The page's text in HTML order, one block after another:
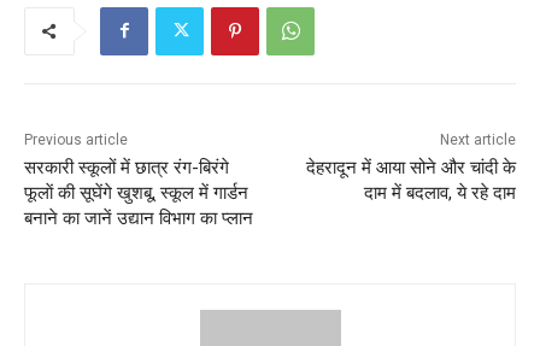
k
A
p
Previous article
सरकारी स्कूलों में छात्र रंग-बिरंगे
फूलाें की सूघेंगे खुशबू, स्कूल में गार्डन
बनाने का जानें उद्यान विभाग का प्लान
Next article
देहरादून में आया सोने और चांदी के
दाम में बदलाव, ये रहे दाम